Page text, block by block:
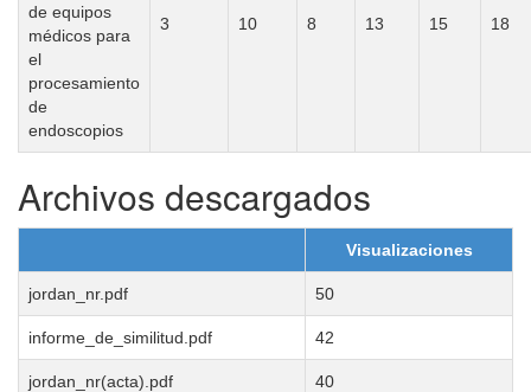
de equipos
médicos para
el
procesamiento
de
endoscopios
3 10 8 13 15 18
Archivos descargados
Visualizaciones
jordan_nr.pdf 50
informe_de_similitud.pdf 42
jordan_nr(acta).pdf 40